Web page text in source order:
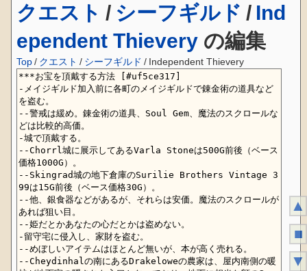
クエスト / シーフギルド / Ind
ependent Thievery の編集
Top / クエスト / シーフギルド / Independent Thievery
▲
■
▼